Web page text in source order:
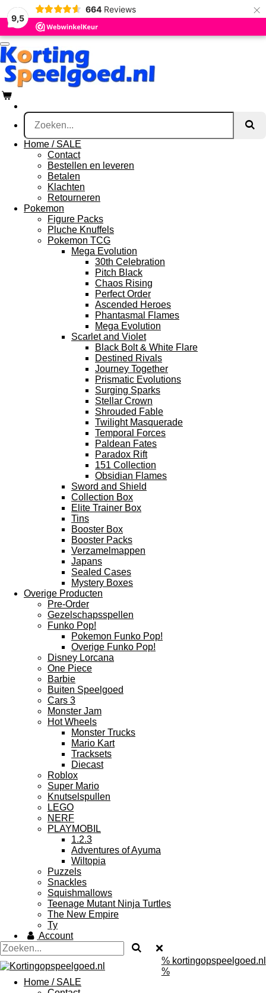
9,5
664 Reviews ×
Ga
direct
naar
de
hoofdinhoud
Home / SALE
Contact
Bestellen en leveren
Betalen
Klachten
Retourneren
Pokemon
Figure Packs
Pluche Knuffels
Pokemon TCG
Mega Evolution
30th Celebration
Pitch Black
Chaos Rising
Perfect Order
Ascended Heroes
Phantasmal Flames
Mega Evolution
Scarlet and Violet
Black Bolt & White Flare
Destined Rivals
Journey Together
Prismatic Evolutions
Surging Sparks
Stellar Crown
Shrouded Fable
Twilight Masquerade
Temporal Forces
Paldean Fates
Paradox Rift
151 Collection
Obsidian Flames
Sword and Shield
Collection Box
Elite Trainer Box
Tins
Booster Box
Booster Packs
Verzamelmappen
Japans
Sealed Cases
Mystery Boxes
Overige Producten
Pre-Order
Gezelschapsspellen
Funko Pop!
Pokemon Funko Pop!
Overige Funko Pop!
Disney Lorcana
One Piece
Barbie
Buiten Speelgoed
Cars 3
Monster Jam
Hot Wheels
Monster Trucks
Mario Kart
Tracksets
Diecast
Roblox
Super Mario
Knutselspullen
LEGO
NERF
PLAYMOBIL
1.2.3
Adventures of Ayuma
Wiltopia
Puzzels
Snackles
Squishmallows
Teenage Mutant Ninja Turtles
The New Empire
Ty
Account
% kortingopspeelgoed.nl
%
Home / SALE